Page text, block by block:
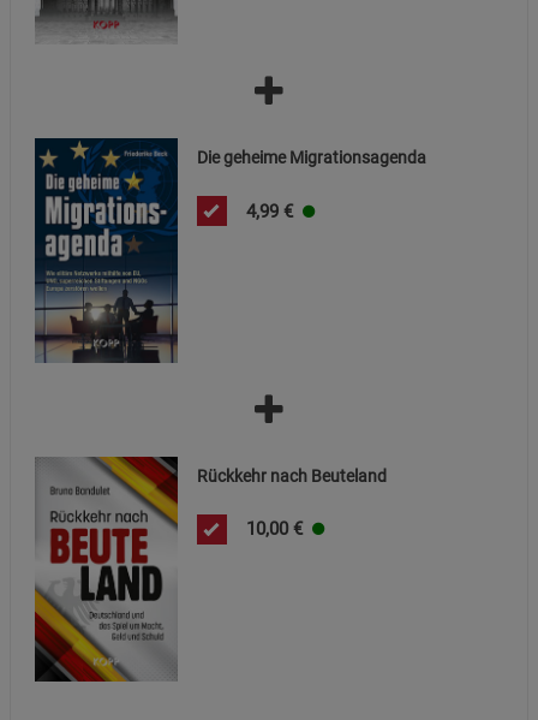
Die geheime Migrationsagenda
4,99 €
Rückkehr nach Beuteland
10,00 €
Statistik Cookies (2)
Cookie-Informationen
Marketing Cookies (3)
Beschreibung Marketing Cookies